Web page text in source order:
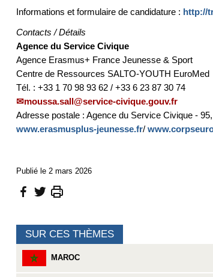
Informations et formulaire de candidature : http://
Contacts / Détails
Agence du Service Civique
Agence Erasmus+ France Jeunesse & Sport
Centre de Ressources SALTO-YOUTH EuroMed
Tél. : +33 1 70 98 93 62 / +33 6 23 87 30 74
moussa.sall@service-civique.gouv.fr
Adresse postale : Agence du Service Civique -
www.erasmusplus-jeunesse.fr/
Publié le 2 mars 2026
SUR CES THÈMES
MAROC